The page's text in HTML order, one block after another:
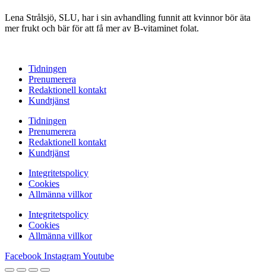
Lena Strålsjö, SLU, har i sin avhandling funnit att kvinnor bör äta
mer frukt och bär för att få mer av B-vitaminet folat.
Tidningen
Prenumerera
Redaktionell kontakt
Kundtjänst
Tidningen
Prenumerera
Redaktionell kontakt
Kundtjänst
Integritetspolicy
Cookies
Allmänna villkor
Integritetspolicy
Cookies
Allmänna villkor
Facebook InstagramYoutube